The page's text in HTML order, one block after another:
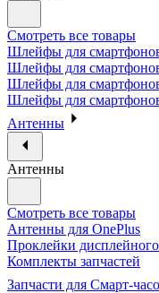
Смотреть все товары
Шлейфы для
Шлейфы для
Шлейфы для
Шлейфы для
Антенны
Антенны
Смотреть все товары
Антенны для OnePlus
Проклейки
Комплекты запчастей
Запчасти для Смарт-